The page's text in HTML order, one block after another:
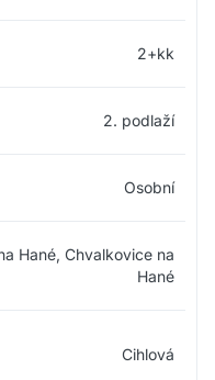
2+kk
2. podlaží
Osobní
Hané, Chvalkovice na
Hané
Cihlová